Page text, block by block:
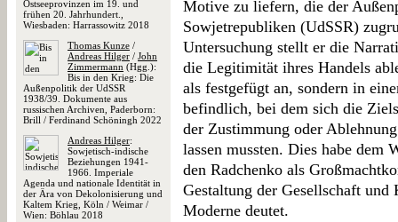
Ostseeprovinzen im 19. und
frühen 20. Jahrhundert.,
Wiesbaden: Harrassowitz 2018
Thomas Kunze /
Andreas Hilger / John
Zimmermann (Hgg.):
Bis in den Krieg: Die
Außenpolitik der UdSSR
1938/39. Dokumente aus
russischen Archiven, Paderborn:
Brill / Ferdinand Schöningh 2022
Andreas Hilger:
Sowjetisch-indische
Beziehungen 1941-
1966. Imperiale
Agenda und nationale Identität in
der Ära von Dekolonisierung und
Kaltem Krieg, Köln / Weimar /
Wien: Böhlau 2018
Motive zu liefern, die der
Sowjetrepubliken (UdSSR)
Untersuchung stellt er die
die Legitimität ihres Handels
als festgefügt an, sondern in
befindlich, bei dem sich die
der Zustimmung oder
lassen mussten. Dies habe dem
den Radchenko als
Gestaltung der Gesellschaft
Moderne deutet.